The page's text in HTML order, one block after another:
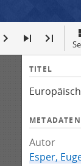
I
f
TITEL
METADATEN
Autor
Esper,